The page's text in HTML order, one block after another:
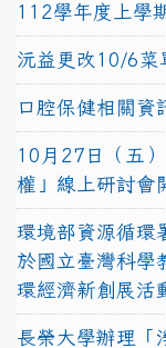
112學年度上學
沅益更改10/6菜
口腔保健相關資
10月27日（五
權」線上研討會
環境部資源循環
於國立臺灣科學
環經濟新創展活
長榮大學辦理「